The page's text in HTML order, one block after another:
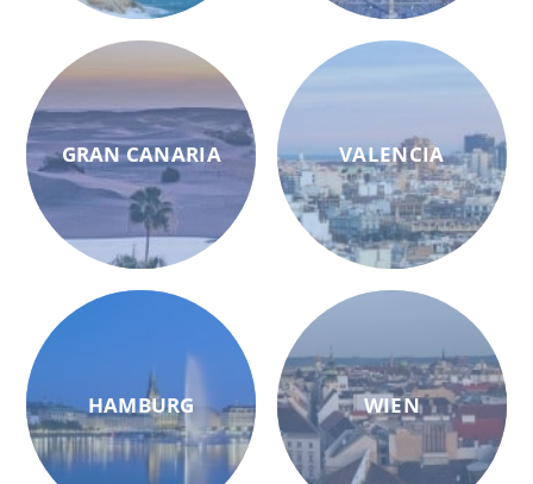
GRAN CANARIA
HAMBURG
VALENCIA
WIEN